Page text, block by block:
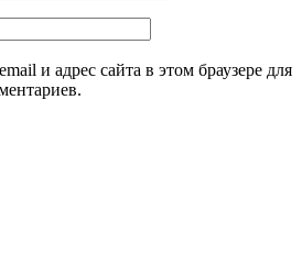
и адрес сайта в этом браузере для